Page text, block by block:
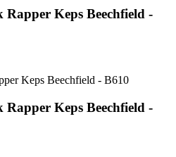
Rapper Keps Beechfield -
Rapper Keps Beechfield -